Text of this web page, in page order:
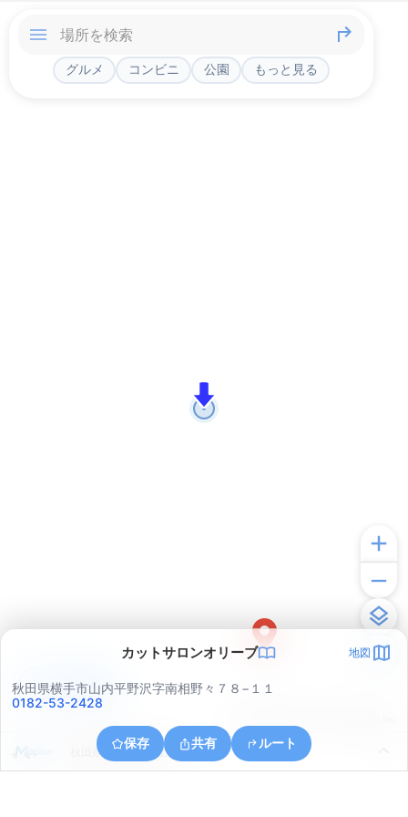
グルメ コンビニ 公園 もっと見る
カットサロンオリーブ 地図
秋田県横手市山内平野沢字南相野々７８−１１
0182-53-2428
保存 共有 ルート
秋田県横手市山内土渕
アプリで見る